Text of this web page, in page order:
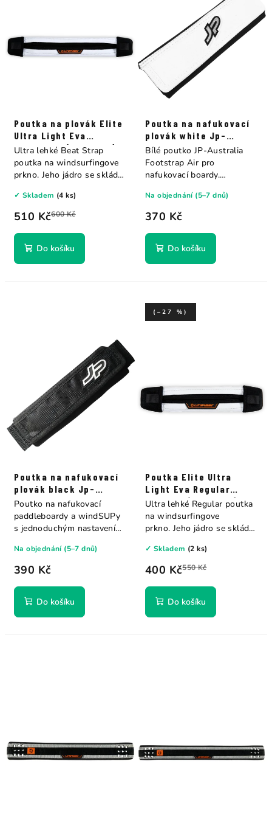
Poutka na plovák Elite
Ultra Light Eva
Beatstrap (29-35cm)
Unifiber
510 Kč600 Kč
✓ Skladem (4 ks)
Do košíku
Ultra lehké Beat Strap
poutka na windsurfingove
prkno. Jeho jádro se skládá
Poutka na nafukovací
plovák white Jp-
Australia
370 Kč
Na objednání (5–7 dnů)
Do košíku
Bílé poutko JP-Australia
Footstrap Air pro
nafukovací boardy.
Poutka na nafukovací
plovák black Jp-
Australia
390 Kč
Na objednání (5–7 dnů)
Do košíku
Poutko na nafukovací
paddleboardy a windSUPy
s jednoduchým nastavením
Poutka Elite Ultra
Light Eva Regular
Unifiber (20-26cm)
400 Kč550 Kč
(–27 %)
✓ Skladem (2 ks)
Do košíku
Ultra lehké Regular poutka
na windsurfingove
prkno. Jeho jádro se skládá